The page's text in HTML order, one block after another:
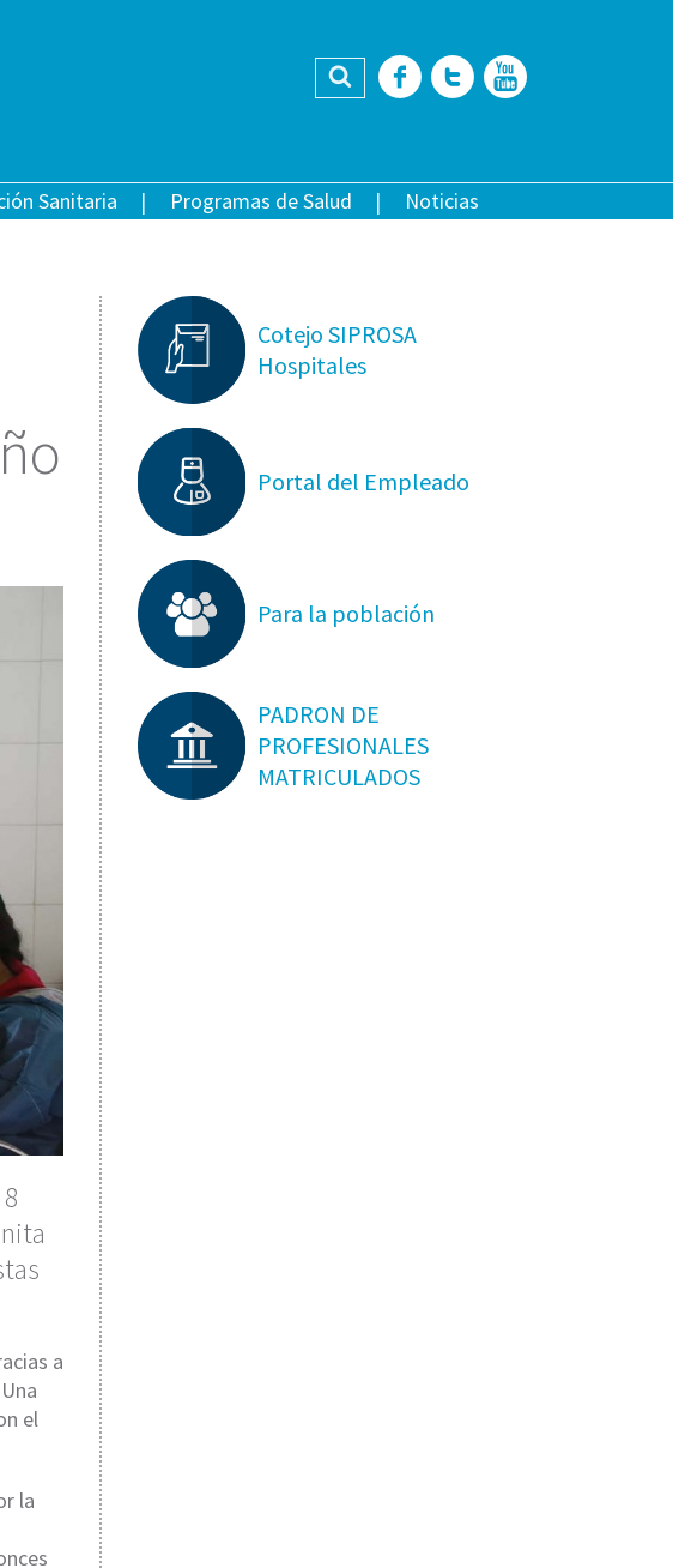
Buscar Facebook
Twitter
Sanitaria Programas de Salud Noticias
a
el
la
Cotejo SIPROSA
Hospitales
Portal del Empleado
Para la población
PADRON DE
PROFESIONALES
MATRICULADOS